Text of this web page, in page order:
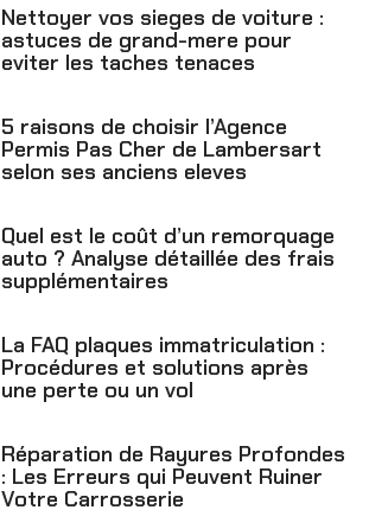
Nettoyer vos sieges de voiture :
astuces de grand-mere pour
eviter les taches tenaces
5 raisons de choisir l’Agence
Permis Pas Cher de Lambersart
selon ses anciens eleves
Quel est le coût d’un remorquage
auto ? Analyse détaillée des frais
supplémentaires
La FAQ plaques immatriculation :
Procédures et solutions après
une perte ou un vol
Réparation de Rayures Profondes
: Les Erreurs qui Peuvent Ruiner
Votre Carrosserie